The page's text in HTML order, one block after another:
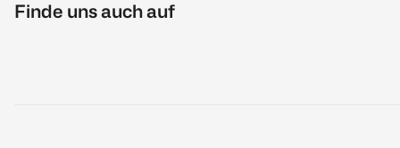
Finde uns auch auf